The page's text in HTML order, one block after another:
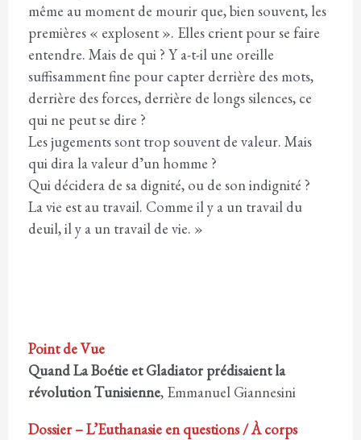
même au moment de mourir que, bien souvent, les
premières « explosent ». Elles crient pour se faire
entendre. Mais de qui ? Y a-t-il une oreille
suffisamment fine pour capter derrière des mots,
derrière des forces, derrière de longs silences, ce
qui ne peut se dire ?
Les jugements sont trop souvent de valeur. Mais
qui dira la valeur dʼun homme ?
Qui décidera de sa dignité, ou de son indignité ?
La vie est au travail. Comme il y a un travail du
deuil, il y a un travail de vie. »
Point de Vue
Quand La Boétie et Gladiator prédisaient la
révolution Tunisienne, Emmanuel Giannesini
Dossier – L’Euthanasie en questions / À corps